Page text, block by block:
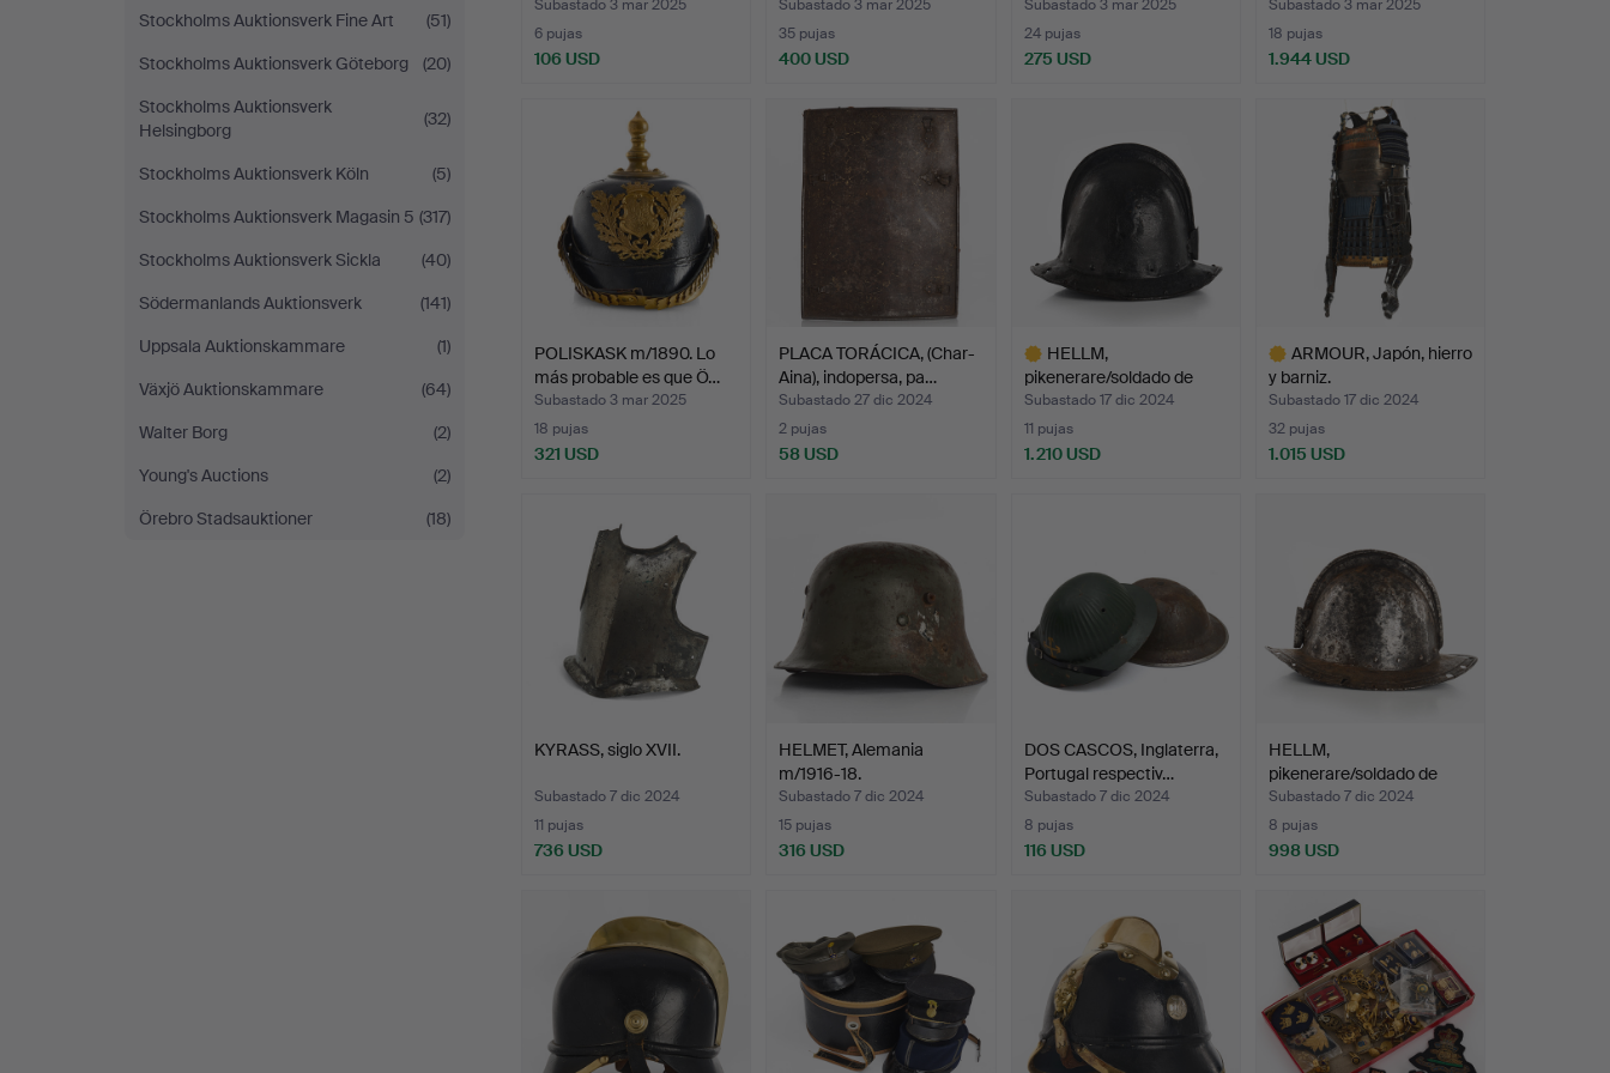
Stockholms Auktionsverk Fine Art
(51)
Stockholms Auktionsverk Göteborg
(20)
Stockholms Auktionsverk
Helsingborg
(32)
Stockholms Auktionsverk Köln
(5)
Stockholms Auktionsverk Magasin 5 (317)
Stockholms Auktionsverk Sickla
(40)
Södermanlands Auktionsverk
(141)
Uppsala Auktionskammare
(1)
Växjö Auktionskammare
(64)
Walter Borg
(2)
Young's Auctions
(2)
Örebro Stadsauktioner
(18)
Subastado 3 mar 2025
6 pujas
106 USD
Subastado 3 mar 2025
35 pujas
400 USD
Subastado 3 mar 2025
24 pujas
275 USD
Subastado 3 mar 2025
18 pujas
1.944 USD
seleccionado
POLISKASK m/1890. Lo
más probable es que Ö…
Subastado 3 mar 2025
18 pujas
321 USD
PLACA TORÁCICA, (Char-
Aina), indopersa, pa…
Subastado 27 dic 2024
2 pujas
58 USD
HELLM,
pikenerare/soldado de
infantería, s…
Subastado 17 dic 2024
11 pujas
1.210 USD
ARMOUR, Japón, hierro
y barniz.
Subastado 17 dic 2024
32 pujas
1.015 USD
KYRASS, siglo XVII.
Subastado 7 dic 2024
11 pujas
736 USD
HELMET, Alemania
m/1916-18.
Subastado 7 dic 2024
15 pujas
316 USD
DOS CASCOS, Inglaterra,
Portugal respectiv…
Subastado 7 dic 2024
8 pujas
116 USD
HELLM,
pikenerare/soldado de
infantería, s…
Subastado 7 dic 2024
8 pujas
998 USD